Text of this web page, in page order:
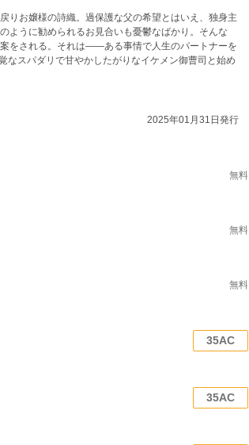
りお嬢様の詩織。過保護な父の希望とはいえ、独身主
ように勧められるお見合いも憂鬱なばかり。そんな
をされる。それは――ある事情で人生のパートナーを
スパダリで甘やかしたがりなイケメン御曹司と始め
2025年01月31日発行
無料
無料
無料
35AC
35AC